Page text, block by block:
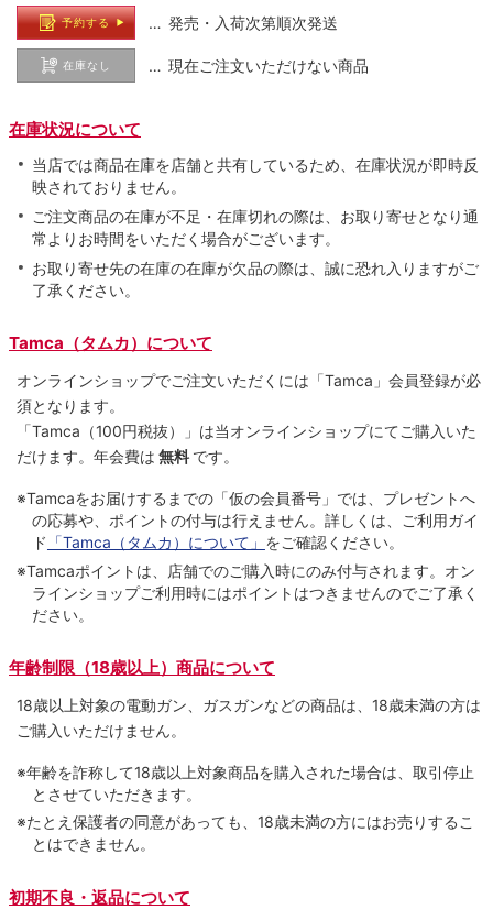
予約する … 発売・入荷次第順次発送
在庫なし … 現在ご注文いただけない商品
在庫状況について
当店では商品在庫を店舗と共有しているため、在庫状況が即時反
映されておりません。
ご注文商品の在庫が不足・在庫切れの際は、お取り寄せとなり通
常よりお時間をいただく場合がございます。
お取り寄せ先の在庫の在庫が欠品の際は、誠に恐れ入りますがご
了承ください。
Tamca（タムカ）について
オンラインショップでご注⽂いただくには「Tamca」会員登録が必
須となります。
「Tamca （100円税抜）
」は当オンラインショップにてご購⼊いた
だけます。 年会費は 無料 です。
※Tamcaをお届けするまでの「仮の会員番号」では、プレゼントへ
の応募や、ポイントの付与は⾏えません。詳しくは、ご利⽤ガイ
ド 「Tamca（タムカ）について」 をご確認ください。
※Tamcaポイントは、店舗でのご購⼊時にのみ付与されます。オン
ラインショップご利用時にはポイントはつきませんのでご了承く
ださい。
年齢制限（18歳以上）商品について
18歳以上対象の電動ガン、ガスガンなどの商品は、18歳未満の方は
ご購入いただけません。
※年齢を詐称して18歳以上対象商品を購入された場合は、取引停止
とさせていただきます。
※たとえ保護者の同意があっても、18歳未満の方にはお売りするこ
とはできません。
初期不良・返品について